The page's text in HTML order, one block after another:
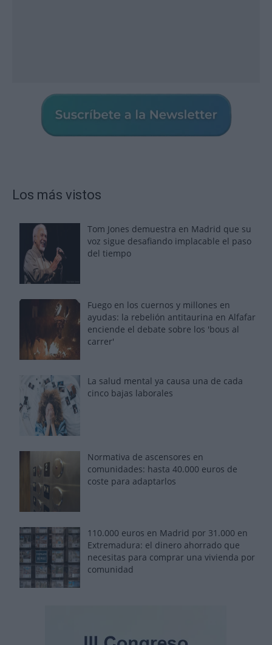
Los más vistos
Tom Jones demuestra en Madrid que su
voz sigue desafiando implacable el paso
del tiempo
Fuego en los cuernos y millones en
ayudas: la rebelión antitaurina en Alfafar
enciende el debate sobre los 'bous al
carrer'
La salud mental ya causa una de cada
cinco bajas laborales
Normativa de ascensores en
comunidades: hasta 40.000 euros de
coste para adaptarlos
110.000 euros en Madrid por 31.000 en
Extremadura: el dinero ahorrado que
necesitas para comprar una vivienda por
comunidad